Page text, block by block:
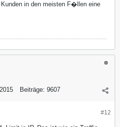
in den meisten F�llen eine
Beiträge: 9607
#12